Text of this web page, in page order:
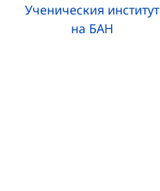
Ученическия институт
на БАН